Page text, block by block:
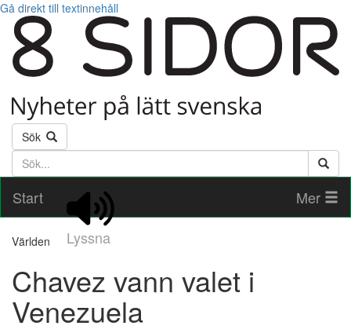
Gå direkt till textinnehåll
Sök
Söktext
Start
Lyssna
Mer
Världen
Chavez vann valet i
Venezuela